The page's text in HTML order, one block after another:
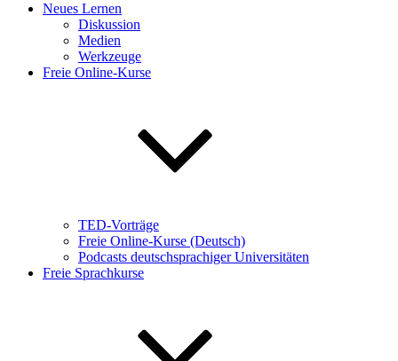
Neues Lernen
Diskussion
Medien
Werkzeuge
Freie Online-Kurse
TED-Vorträge
Freie Online-Kurse (Deutsch)
Podcasts deutschsprachiger Universitäten
Freie Sprachkurse